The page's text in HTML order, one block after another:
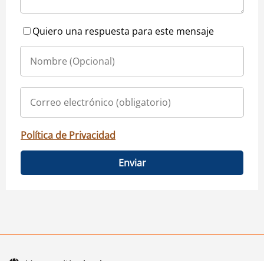
Quiero una respuesta para este mensaje
Política de Privacidad
Enviar